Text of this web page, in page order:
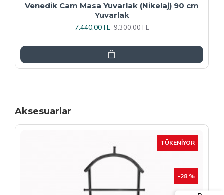
Plaza Kare ESB Mutfak Masası (Werzalit,
Allzalit veya Wermodin Tablalı 80X80) -
Afyon Mermer
Aksesuarlar
TÜKENIYOR
-25 %